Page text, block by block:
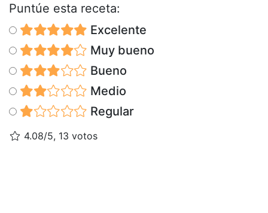
Puntúe esta receta:
Excelente
Muy bueno
Bueno
Medio
Regular
4.08/5, 13 votos